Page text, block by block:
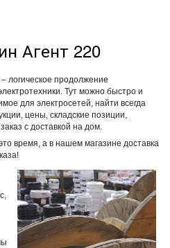
Агент 220
логическое продолжение
Тут можно быстро и
для электросетей, найти всегда
цены, складские позиции,
с доставкой на дом.
время, а в нашем магазине доставка